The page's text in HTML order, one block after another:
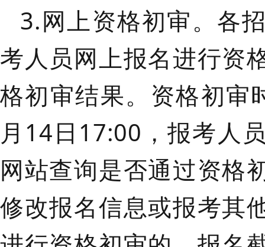
3.网上资格初审。 各
考人员网上报名进行资
格初审结果。资格初审
月14日17:00，报考人
网站查询是否通过资格
修改报名信息或报考其